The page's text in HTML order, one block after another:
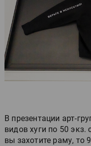
В презентации арт-
видов хуги по 50 экз.
вы захотите раму, то